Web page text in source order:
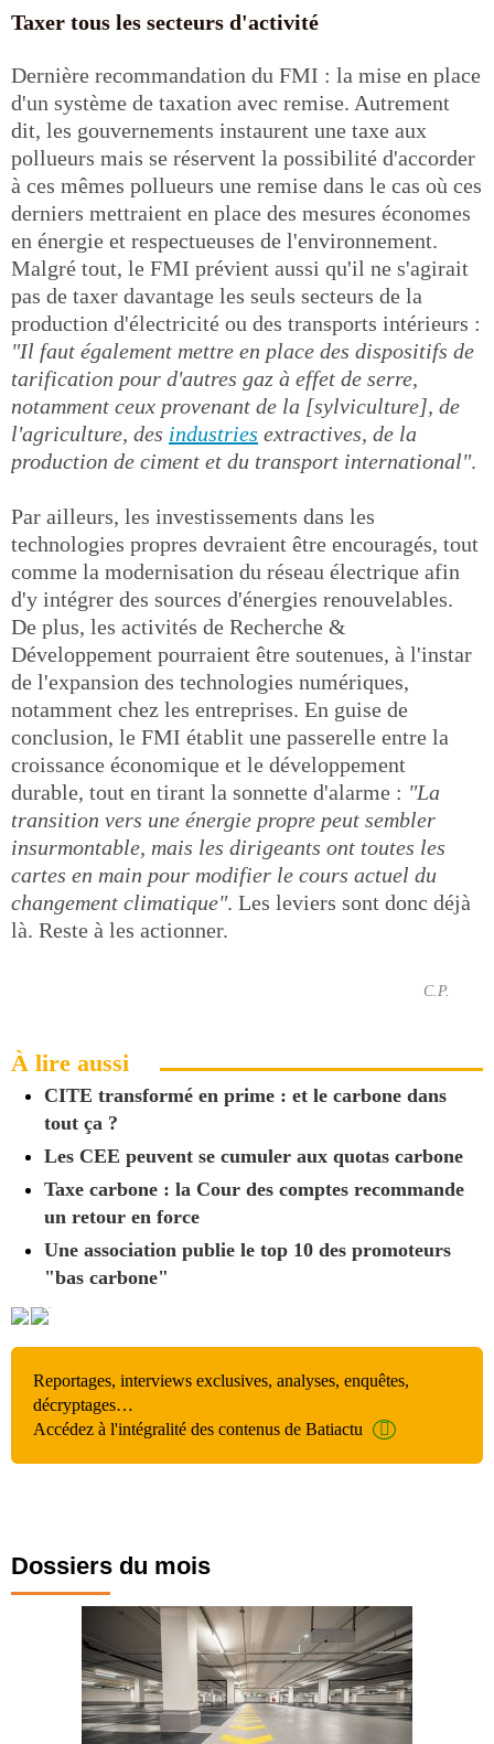
Taxer tous les secteurs d'activité
Dernière recommandation du FMI : la mise en place
d'un système de taxation avec remise. Autrement
dit, les gouvernements instaurent une taxe aux
pollueurs mais se réservent la possibilité d'accorder
à ces mêmes pollueurs une remise dans le cas où ces
derniers mettraient en place des mesures économes
en énergie et respectueuses de l'environnement.
Malgré tout, le FMI prévient aussi qu'il ne s'agirait
pas de taxer davantage les seuls secteurs de la
production d'électricité ou des transports intérieurs :
"Il faut également mettre en place des dispositifs de
tarification pour d'autres gaz à effet de serre,
notamment ceux provenant de la [sylviculture], de
l'agriculture, des industries extractives, de la
production de ciment et du transport international".
Par ailleurs, les investissements dans les
technologies propres devraient être encouragés, tout
comme la modernisation du réseau électrique afin
d'y intégrer des sources d'énergies renouvelables.
De plus, les activités de Recherche &
Développement pourraient être soutenues, à l'instar
de l'expansion des technologies numériques,
notamment chez les entreprises. En guise de
conclusion, le FMI établit une passerelle entre la
croissance économique et le développement
durable, tout en tirant la sonnette d'alarme : "La
transition vers une énergie propre peut sembler
insurmontable, mais les dirigeants ont toutes les
cartes en main pour modifier le cours actuel du
changement climatique". Les leviers sont donc déjà
là. Reste à les actionner.
C.P.
À lire aussi
CITE transformé en prime : et le carbone dans
tout ça ?
Les CEE peuvent se cumuler aux quotas carbone
Taxe carbone : la Cour des comptes recommande
un retour en force
Une association publie le top 10 des promoteurs
"bas carbone"
Reportages, interviews exclusives, analyses, enquêtes,
décryptages…
Accédez à l'intégralité des contenus de Batiactu
Dossiers du mois